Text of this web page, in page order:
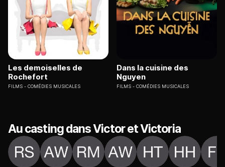
Les demoiselles de
Rochefort
FILMS COMÉDIES MUSICALES
Dans la cuisine des
Nguyen
FILMS COMÉDIES MUSICALES
Au casting dans Victor et Victoria